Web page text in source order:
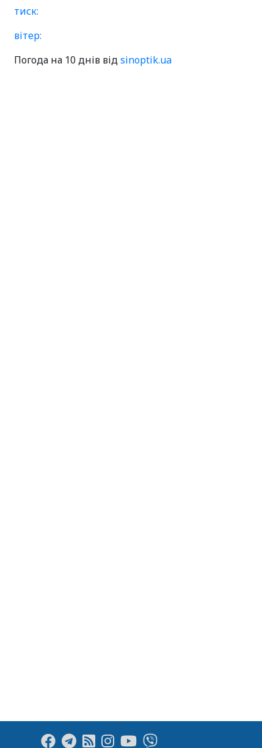
тиск:
вітер:
Погода на 10 днів відsinoptik.ua